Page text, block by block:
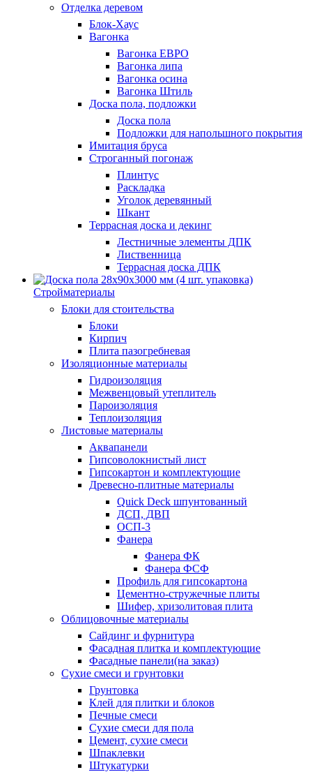
Отделка деревом
Блок-Хаус
Вагонка
Вагонка ЕВРО
Вагонка липа
Вагонка осина
Вагонка Штиль
Доска пола, подложки
Доска пола
Подложки для напольшного покрытия
Имитация бруса
Строганный погонаж
Плинтус
Раскладка
Уголок деревянный
Шкант
Террасная доска и декинг
Лестничные элементы ДПК
Лиственница
Террасная доска ДПК
Стройматериалы
Блоки для стоительства
Блоки
Кирпич
Плита пазогребневая
Изоляционные материалы
Гидроизоляция
Межвенцовый утеплитель
Пароизоляция
Теплоизоляция
Листовые материалы
Аквапанели
Гипсоволокнистый лист
Гипсокартон и комплектующие
Древесно-плитные материалы
Quick Deck шпунтованный
ДСП, ДВП
ОСП-3
Фанера
Фанера ФК
Фанера ФСФ
Профиль для гипсокартона
Цементно-стружечные плиты
Шифер, хризолитовая плита
Облицовочные материалы
Сайдинг и фурнитура
Фасадная плитка и комплектующие
Фасадные панели(на заказ)
Сухие смеси и грунтовки
Грунтовка
Клей для плитки и блоков
Печные смеси
Сухие смеси для пола
Цемент, сухие смеси
Шпаклевки
Штукатурки